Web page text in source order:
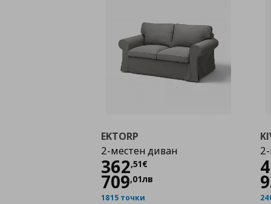
EKTORP
2-местен диван
362,51€
Цена
709,01лв
1815 точки